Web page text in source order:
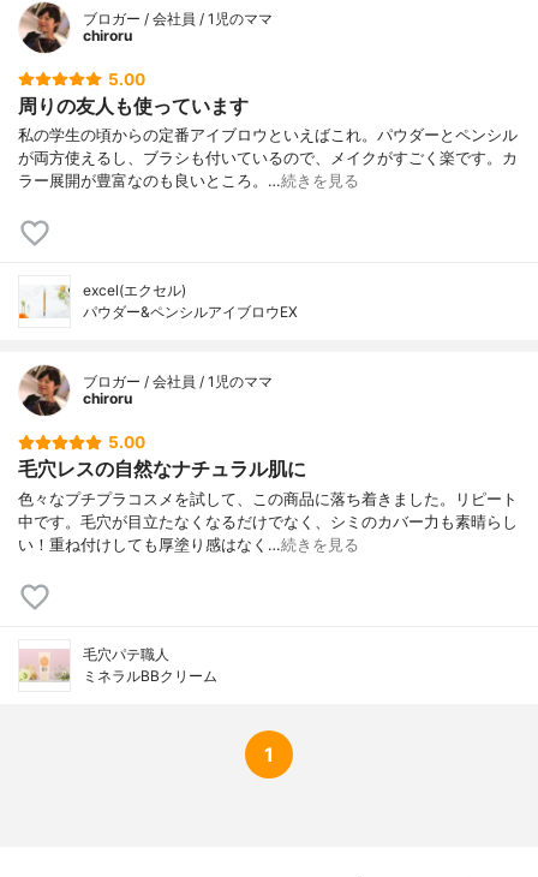
ブロガー / 会社員 / 1児のママ
chiroru
5.00
周りの友人も使っています
私の学生の頃からの定番アイブロウといえばこれ。パウダーとペンシル
が両方使えるし、ブラシも付いているので、メイクがすごく楽です。カ
ラー展開が豊富なのも良いところ。…続きを見る
excel(エクセル)
パウダー&ペンシルアイブロウEX
ブロガー / 会社員 / 1児のママ
chiroru
5.00
毛穴レスの自然なナチュラル肌に
色々なプチプラコスメを試して、この商品に落ち着きました。リピート
中です。毛穴が目立たなくなるだけでなく、シミのカバー力も素晴らし
い！重ね付けしても厚塗り感はなく…続きを見る
毛穴パテ職人
ミネラルBBクリーム
1